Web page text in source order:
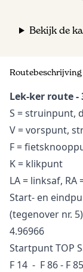
Bekijk de
Routebeschrijving
Lek-ker route -
S = struinpunt,
V = vorspunt,
F =
K = klikpunt
LA = linksaf,
Start- en
(tegenover nr.
4.96966
Startpunt TOP
F 14 - F 86 - F